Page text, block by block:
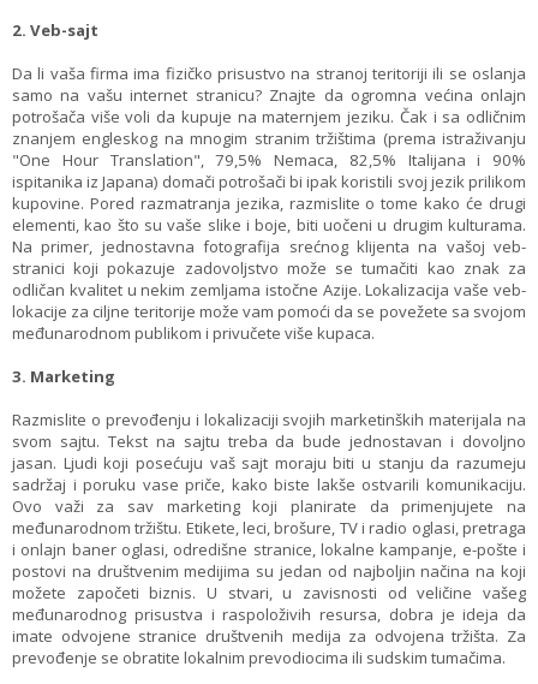
2. Veb-sajt
Da li vaša firma ima fizičko prisustvo na stranoj teritoriji ili se oslanja
samo na vašu internet stranicu? Znajte da ogromna većina onlajn
potrošača više voli da kupuje na maternjem jeziku. Čak i sa odličnim
znanjem engleskog na mnogim stranim tržištima (prema istraživanju
"One Hour Translation", 79,5% Nemaca, 82,5% Italijana i 90%
ispitanika iz Japana) domači potrošači bi ipak koristili svoj jezik prilikom
kupovine. Pored razmatranja jezika, razmislite o tome kako će drugi
elementi, kao što su vaše slike i boje, biti uočeni u drugim kulturama.
Na primer, jednostavna fotografija srećnog klijenta na vašoj veb-
stranici koji pokazuje zadovoljstvo može se tumačiti kao znak za
odličan kvalitet u nekim zemljama istočne Azije. Lokalizacija vaše veb-
lokacije za ciljne teritorije može vam pomoći da se povežete sa svojom
međunarodnom publikom i privučete više kupaca.
3. Marketing
Razmislite o prevođenju i lokalizaciji svojih marketinških materijala na
svom sajtu. Tekst na sajtu treba da bude jednostavan i dovoljno
jasan. Ljudi koji posećuju vaš sajt moraju biti u stanju da razumeju
sadržaj i poruku vase priče, kako biste lakše ostvarili komunikaciju.
Ovo važi za sav marketing koji planirate da primenjujete na
međunarodnom tržištu. Etikete, leci, brošure, TV i radio oglasi, pretraga
i onlajn baner oglasi, odredišne stranice, lokalne kampanje, e-pošte i
postovi na društvenim medijima su jedan od najboljin načina na koji
možete započeti biznis. U stvari, u zavisnosti od veličine vašeg
međunarodnog prisustva i raspoloživih resursa, dobra je ideja da
imate odvojene stranice društvenih medija za odvojena tržišta. Za
prevođenje se obratite lokalnim prevodiocima ili sudskim tumačima.